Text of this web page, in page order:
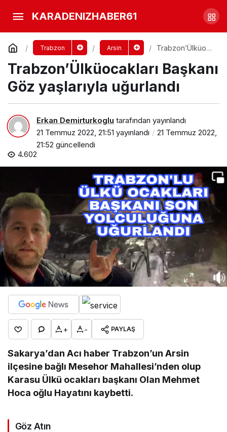
KARADENIZHABER61
Trabzon Arsin
Trabzon’Ülküoca
yaşlarıyla
uğurlandı
Trabzon’Ülküocakları Başkanı
Göz yaşlarıyla uğurlandı
Erkan Demirturkoglu tarafından yayınlandı
21 Temmuz 2022, 21:51 yayınlandı
21 Temmuz 2022,
21:52 güncellendi
4.602
+ - PAYLAŞ
Sakarya’dan Acı haber Trabzon’un Arsin
ilçesine bağlı Mesehor Mahallesi’nden olup
Karasu Ülkü ocakları başkanı Olan Mehmet
Hoca oğlu Hayatını kaybetti.
Göz Atın
Sakarya’dan Trabzon’a Acı
HaberYorum Yap Paylaş